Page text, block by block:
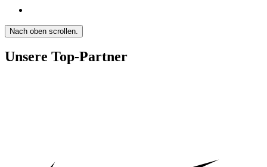
Nach oben scrollen.
Unsere Top-Partner